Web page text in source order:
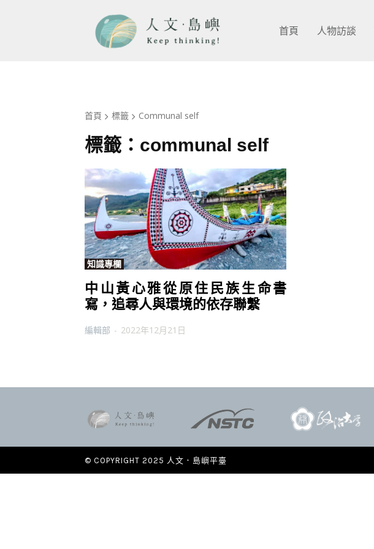
首頁 人物訪談
首頁 標籤 Communal self
標籤： communal self
知識專欄
中山黃心雅從原住民族生命書
寫，追尋人與環境的依存聯繫
編輯部 - 2022年12月21日
© COPYRIGHT 2025 人文．島嶼平臺